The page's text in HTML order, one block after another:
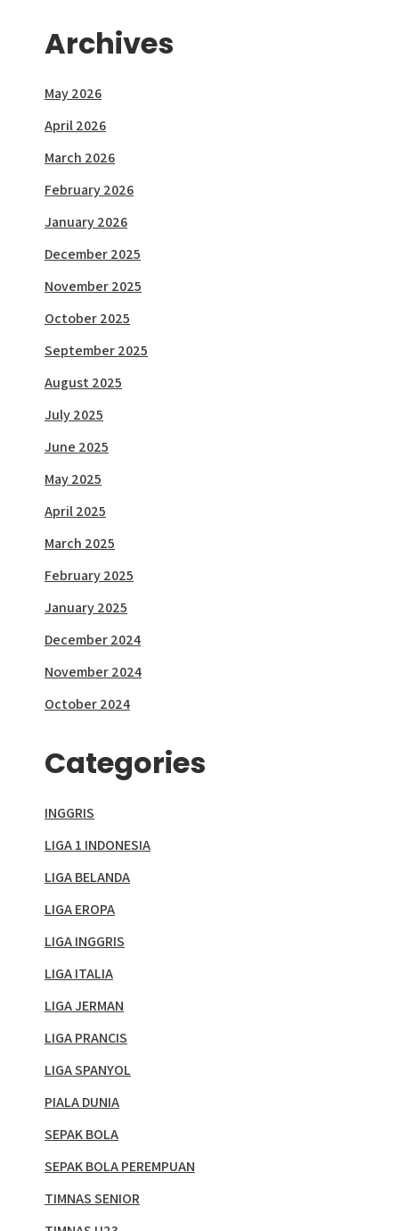
Archives
May 2026
April 2026
March 2026
February 2026
January 2026
December 2025
November 2025
October 2025
September 2025
August 2025
July 2025
June 2025
May 2025
April 2025
March 2025
February 2025
January 2025
December 2024
November 2024
October 2024
Categories
INGGRIS
LIGA 1 INDONESIA
LIGA BELANDA
LIGA EROPA
LIGA INGGRIS
LIGA ITALIA
LIGA JERMAN
LIGA PRANCIS
LIGA SPANYOL
PIALA DUNIA
SEPAK BOLA
SEPAK BOLA PEREMPUAN
TIMNAS SENIOR